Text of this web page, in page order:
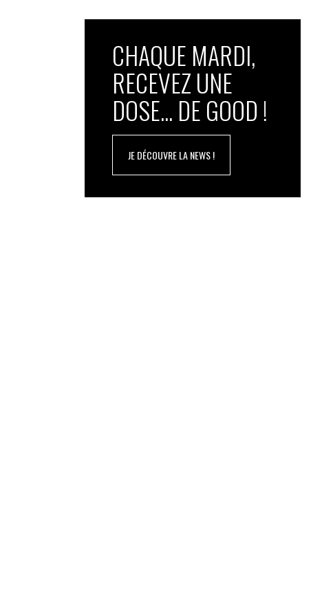
CHAQUE MARDI,
RECEVEZ UNE
DOSE... DE GOOD !
JE DÉCOUVRE LA NEWS !